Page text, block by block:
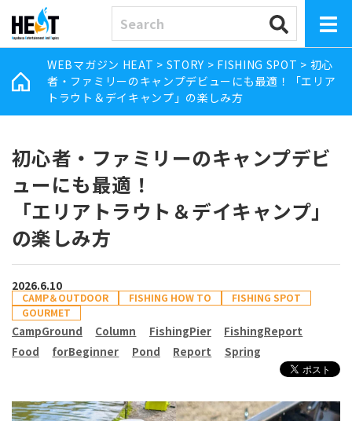
WEBマガジン HEAT > STORY > FISHING SPOT > 初心
者・ファミリーのキャンプデビューにも最適！「エリア
トラウト＆デイキャンプ」の楽しみ方
初心者・ファミリーのキャンプデビ
ューにも最適！
「エリアトラウト＆デイキャンプ」
の楽しみ方
2026.6.10
CAMP＆OUTDOOR FISHING HOW TO
FISHING SPOT
GOURMET
CampGround Column FishingPier
FishingReport
Food
forBeginner Pond Report Spring